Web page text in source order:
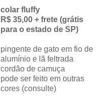
colar fluffy
R$ 35,00 + frete (grátis
para o estado de SP)
pingente de gato em fio de
alumínio e lã feltrada
cordão de camuça
pode ser feito em outras
cores (consulte)